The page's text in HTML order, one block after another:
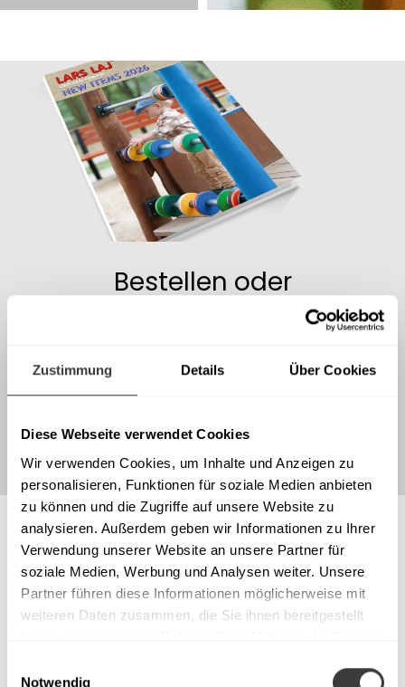
Zustimmung Details Über Cookies
Diese Webseite verwendet Cookies
Wir verwenden Cookies, um Inhalte und Anzeigen zu
personalisieren, Funktionen für soziale Medien anbieten
zu können und die Zugriffe auf unsere Website zu
analysieren. Außerdem geben wir Informationen zu Ihrer
Verwendung unserer Website an unsere Partner für
soziale Medien, Werbung und Analysen weiter. Unsere
Partner führen diese Informationen möglicherweise mit
weiteren Daten zusammen, die Sie ihnen bereitgestellt
Notwendig
Bestellen oder
downloaden Sie
Produktkatalog
WEITER